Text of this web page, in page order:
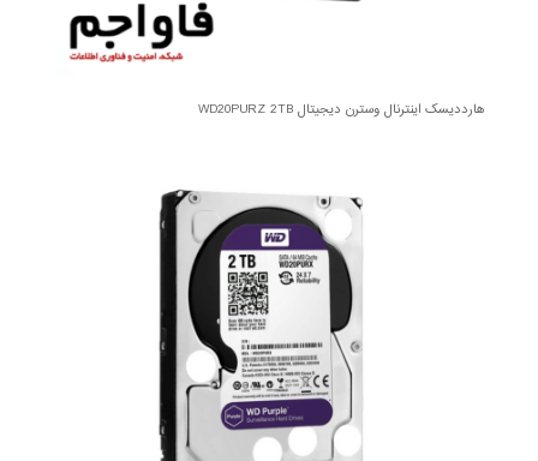
هارددیسک اینترنال وسترن دیجیتال WD20PURZ 2TB